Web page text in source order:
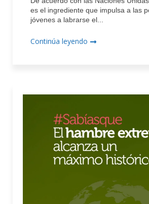
es el ingrediente que impulsa a las
jóvenes a labrarse el...
Continúa leyendo